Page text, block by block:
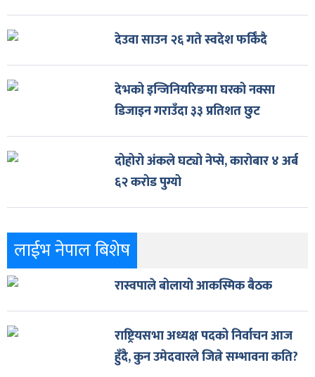
देउवा साउन २६ गते स्वदेश फर्किँदै
देभको इन्जिनियरिङमा घरको नक्सा
डिजाइन गराउँदा ३३ प्रतिशत छुट
दोहोरो अंकले घट्यो नेप्से, कारोबार ४ अर्ब
६२ करोड पुग्यो
लाईभ नेपाल बिशेष
रास्वपाले बोलायो आकस्मिक बैठक
राष्ट्रियसभा अध्यक्ष पदको निर्वाचन आज
हुँदै, कुन उमेदवारले जित्ने सम्भावना कति?